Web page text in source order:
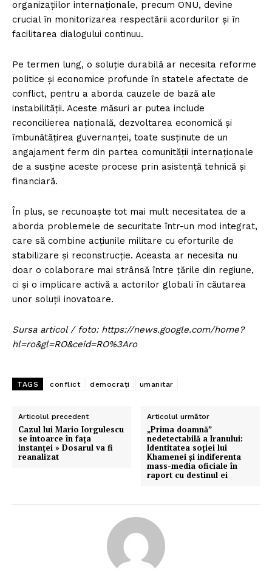
organizațiilor internaționale, precum ONU, devine
crucial în monitorizarea respectării acordurilor și în
facilitarea dialogului continuu.
Pe termen lung, o soluție durabilă ar necesita reforme
politice și economice profunde în statele afectate de
conflict, pentru a aborda cauzele de bază ale
instabilității. Aceste măsuri ar putea include
reconcilierea națională, dezvoltarea economică și
îmbunătățirea guvernanței, toate susținute de un
angajament ferm din partea comunității internaționale
de a susține aceste procese prin asistență tehnică și
financiară.
În plus, se recunoaște tot mai mult necesitatea de a
aborda problemele de securitate într-un mod integrat,
care să combine acțiunile militare cu eforturile de
stabilizare și reconstrucție. Aceasta ar necesita nu
doar o colaborare mai strânsă între țările din regiune,
ci și o implicare activă a actorilor globali în căutarea
unor soluții inovatoare.
Sursa articol / foto: https://news.google.com/home?
hl=ro&gl=RO&ceid=RO%3Aro
TAGS conflict democrați umanitar
Articolul precedent
Cazul lui Mario Iorgulescu
se întoarce în fața
instanței » Dosarul va fi
reanalizat
Articolul următor
„Prima doamnă”
nedetectabilă a Iranului:
Identitatea soției lui
Khamenei și indiferenta
mass-media oficiale în
raport cu destinul ei